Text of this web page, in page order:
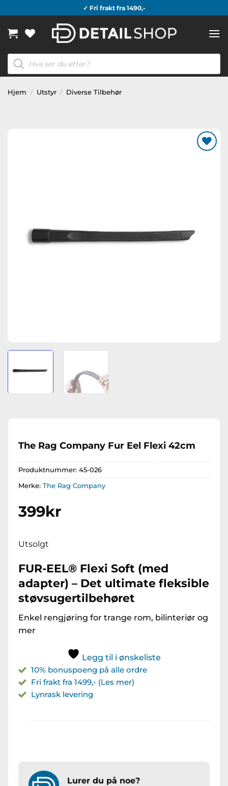
to
content
✓ Fri frakt fra 1490,-
Products
search
Hjem / Utstyr / Diverse Tilbehør
The Rag Company Fur Eel Flexi 42cm
Produktnummer: 45-026
Merke: The Rag Company
399kr
Utsolgt
FUR-EEL® Flexi Soft (med
adapter) – Det ultimate fleksible
støvsugertilbehøret
Enkel rengjøring for trange rom, bilinteriør og
mer
Legg til i ønskeliste
10% bonuspoeng på alle ordre
Fri frakt fra 1499,- (Les mer)
Lynrask levering
Lurer du på noe?